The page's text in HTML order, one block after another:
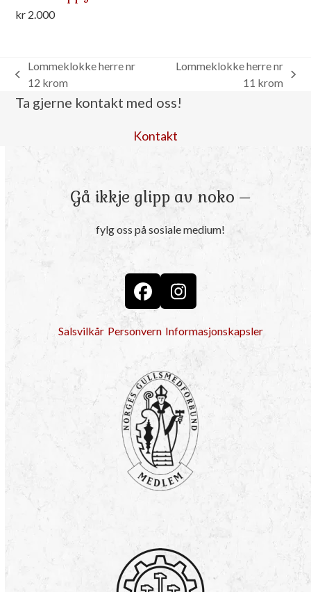
kr 2.000
previous
post:
Lommeklokke herre nr
12 krom
post:
Lommeklokke herre nr
11 krom
Ta gjerne kontakt med oss!
Kontakt
Gå ikkje glipp av noko –
fylg oss på sosiale medium!
FacebookInstagram
Salsvilkår Personvern Informasjonskapsler